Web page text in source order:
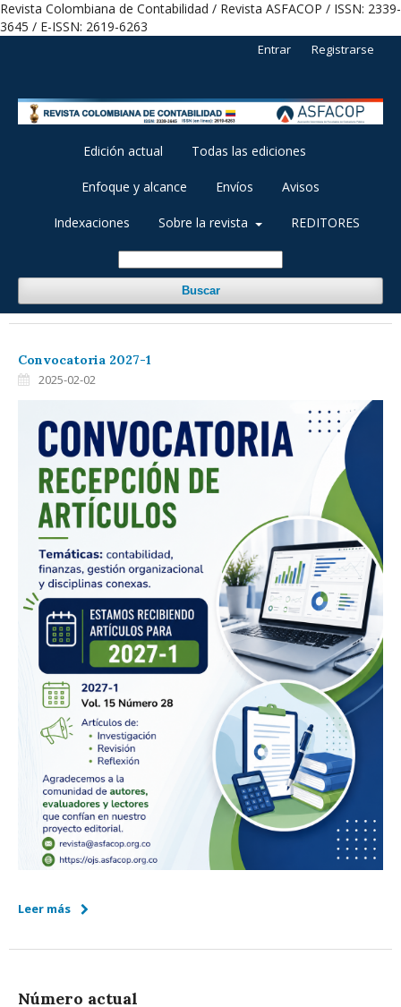
Revista Colombiana de Contabilidad / Revista ASFACOP / ISSN: 2339-
3645 / E-ISSN: 2619-6263
Edición actual Todas las ediciones
Enfoque y alcance Envíos Avisos
Indexaciones Sobre la revista REDITORES
Buscar
Entrar Registrarse
Convocatoria 2027-1
2025-02-02
Leer más
Número actual